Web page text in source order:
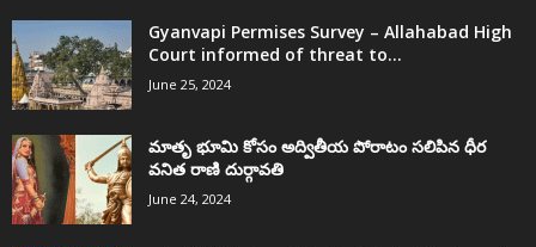
Gyanvapi Permises Survey – Allahabad High
Court informed of threat to...
June 25, 2024
మాతృ భూమి కోసం అద్వితీయ పోరాటం సలిపిన ధీర
వనిత రాణి దుర్గావతి
June 24, 2024